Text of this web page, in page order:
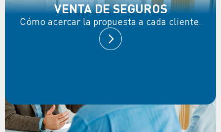
VENTA DE SEGUROS
Cómo acercar la propuesta a cada cliente.